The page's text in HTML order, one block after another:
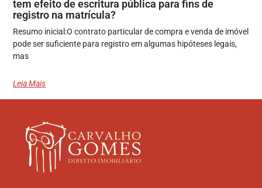
tem efeito de escritura pública para fins de
registro na matrícula?
Resumo inicial:O contrato particular de compra e venda de imóvel
pode ser suficiente para registro em algumas hipóteses legais,
mas
Leia Mais